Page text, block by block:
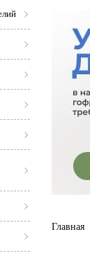
Главная